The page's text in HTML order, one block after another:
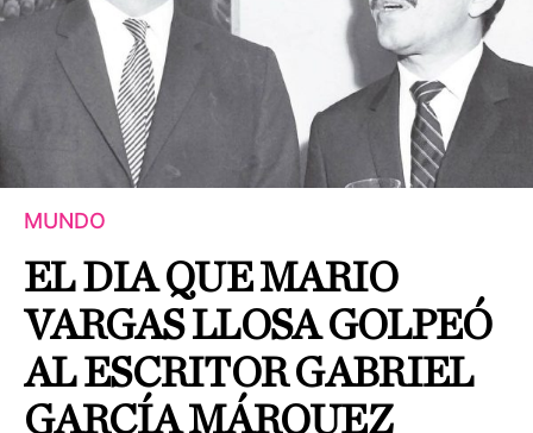
MUNDO
EL DIA QUE MARIO
VARGAS LLOSA GOLPEÓ
AL ESCRITOR GABRIEL
GARCÍA MÁRQUEZ